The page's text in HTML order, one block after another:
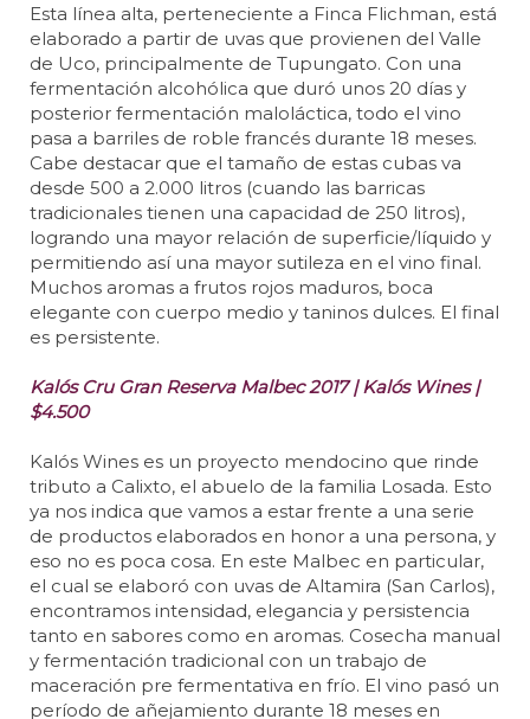
Esta línea alta, perteneciente a Finca Flichman, está
elaborado a partir de uvas que provienen del Valle
de Uco, principalmente de Tupungato. Con una
fermentación alcohólica que duró unos 20 días y
posterior fermentación maloláctica, todo el vino
pasa a barriles de roble francés durante 18 meses.
Cabe destacar que el tamaño de estas cubas va
desde 500 a 2.000 litros (cuando las barricas
tradicionales tienen una capacidad de 250 litros),
logrando una mayor relación de superficie/líquido y
permitiendo así una mayor sutileza en el vino final.
Muchos aromas a frutos rojos maduros, boca
elegante con cuerpo medio y taninos dulces. El final
es persistente.
Kalós Cru Gran Reserva Malbec 2017 | Kalós Wines |
$4.500
Kalós Wines es un proyecto mendocino que rinde
tributo a Calixto, el abuelo de la familia Losada. Esto
ya nos indica que vamos a estar frente a una serie
de productos elaborados en honor a una persona, y
eso no es poca cosa. En este Malbec en particular,
el cual se elaboró con uvas de Altamira (San Carlos),
encontramos intensidad, elegancia y persistencia
tanto en sabores como en aromas. Cosecha manual
y fermentación tradicional con un trabajo de
maceración pre fermentativa en frío. El vino pasó un
período de añejamiento durante 18 meses en